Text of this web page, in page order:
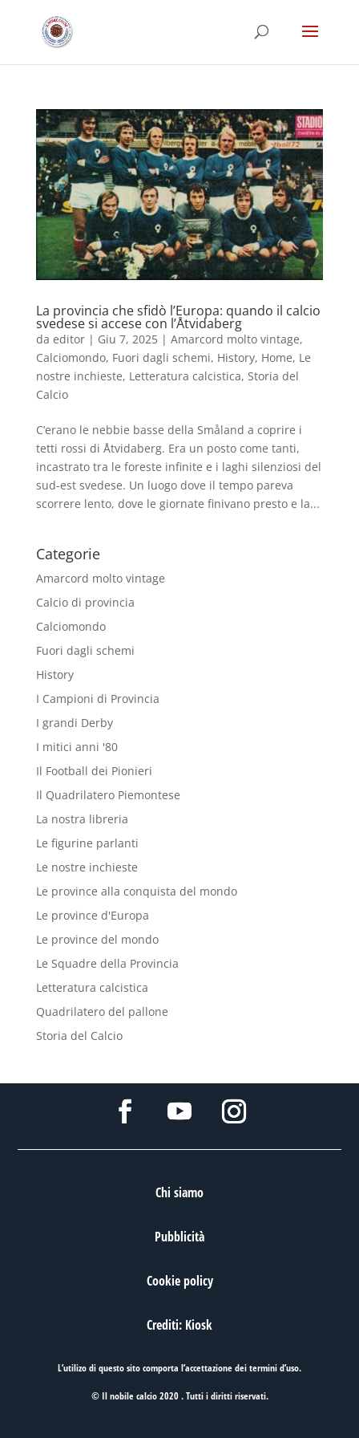
La provincia che sfidò l’Europa: quando il calcio
svedese si accese con l’Åtvidaberg
da editor| Giu 7, 2025| Amarcord molto vintage,
Calciomondo, Fuori dagli schemi, History, Home, Le
nostre inchieste, Letteratura calcistica, Storia del
Calcio
C’erano le nebbie basse della Småland a coprire i
tetti rossi di Åtvidaberg. Era un posto come tanti,
incastrato tra le foreste infinite e i laghi silenziosi del
sud-est svedese. Un luogo dove il tempo pareva
scorrere lento, dove le giornate finivano presto e la...
Categorie
Amarcord molto vintage
Calcio di provincia
Calciomondo
Fuori dagli schemi
History
I Campioni di Provincia
I grandi Derby
I mitici anni '80
Il Football dei Pionieri
Il Quadrilatero Piemontese
La nostra libreria
Le figurine parlanti
Le nostre inchieste
Le province alla conquista del mondo
Le province d'Europa
Le province del mondo
Le Squadre della Provincia
Letteratura calcistica
Quadrilatero del pallone
Storia del Calcio
Chi siamo
Pubblicità
Cookie policy
Crediti: Kiosk
L’utilizo di questo sito comporta l’accettazione deitermini d’uso.
© Il nobile calcio 2020 . Tutti i diritti riservati.